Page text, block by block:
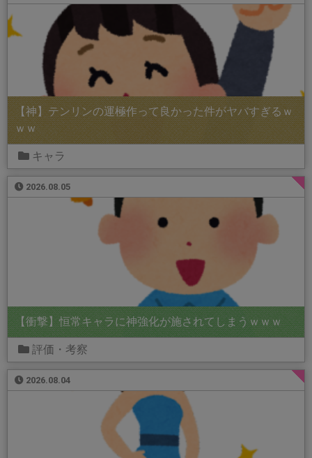
【神】テンリンの運極作って良かった件がヤバすぎるｗ
ｗｗ
キャラ
2026.08.05
【衝撃】恒常キャラに神強化が施されてしまうｗｗｗ
評価・考察
2026.08.04